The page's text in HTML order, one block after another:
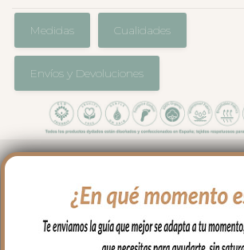
Medidas Cualidades
Envíos y Devoluciones
el bolso en los paseos y salidas con tu
bebé. Cambiador en tejido piqué
bordado; un piqué de algodón.